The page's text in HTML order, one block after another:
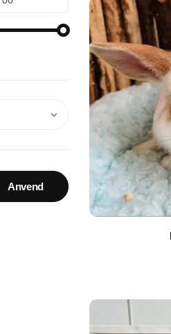
Anvend